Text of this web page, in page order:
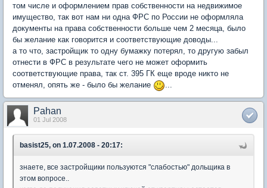
том числе и оформлением прав собственности на недвижимое
имущество, так вот нам ни одна ФРС по России не оформляла
документы на права собственности больше чем 2 месяца, было
бы желание как говорится и соответствующие доводы...
а то что, застройщик то одну бумажку потерял, то другую забыл
отнести в ФРС в результате чего не может оформить
соответствующие права, так ст. 395 ГК еще вроде никто не
отменял, опять же - было бы желание
...
Pahan
01 Jul 2008
basist25, on 1.07.2008 - 20:17:
знаете, все застройщики пользуются "слабостью" дольщика в
этом вопросе..